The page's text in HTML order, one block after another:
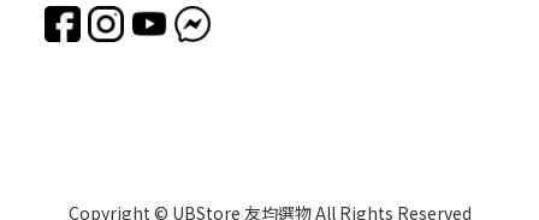
Copyright © UBStore 友均選物 All Rights Reserved